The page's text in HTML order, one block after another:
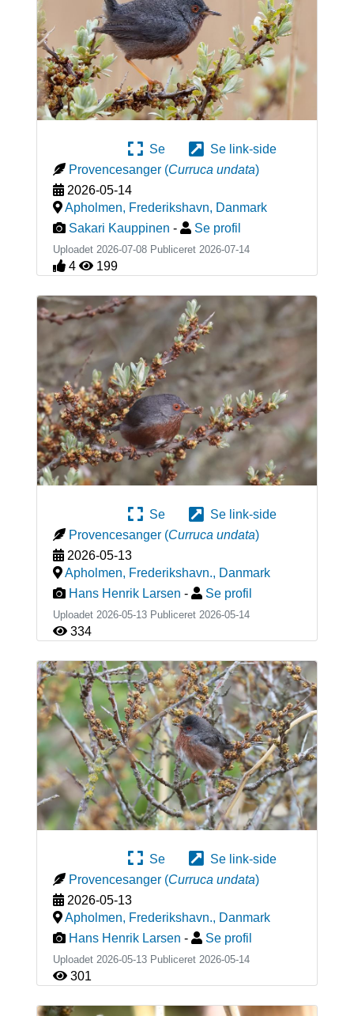
Se
Se link-side
Provencesanger (Curruca undata)
2026-05-14
Apholmen, Frederikshavn, Danmark
Sakari Kauppinen - Se profil
Uploadet 2026-07-08 Publiceret 2026-07-14
4 199
Se
Se link-side
Provencesanger (Curruca undata)
2026-05-13
Apholmen, Frederikshavn., Danmark
Hans Henrik Larsen - Se profil
Uploadet 2026-05-13 Publiceret 2026-05-14
334
Se
Se link-side
Provencesanger (Curruca undata)
2026-05-13
Apholmen, Frederikshavn., Danmark
Hans Henrik Larsen - Se profil
Uploadet 2026-05-13 Publiceret 2026-05-14
301